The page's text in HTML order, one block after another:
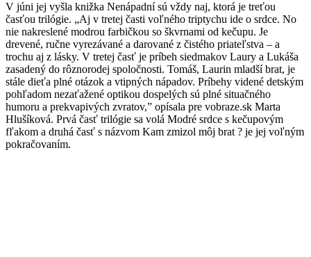
V júni jej vyšla knižka Nenápadní sú vždy naj, ktorá je treťou
časťou trilógie. „Aj v tretej časti voľného triptychu ide o srdce. No
nie nakreslené modrou farbičkou so škvrnami od kečupu. Je
drevené, ručne vyrezávané a darované z čistého priateľstva – a
trochu aj z lásky. V tretej časť je príbeh siedmakov Laury a Lukáša
zasadený do rôznorodej spoločnosti. Tomáš, Laurin mladší brat, je
stále dieťa plné otázok a vtipných nápadov. Príbehy videné detským
pohľadom nezaťažené optikou dospelých sú plné situačného
humoru a prekvapivých zvratov,” opísala pre vobraze.sk Marta
Hlušíková. Prvá časť trilógie sa volá Modré srdce s kečupovým
fľakom a druhá časť s názvom Kam zmizol môj brat ? je jej voľným
pokračovaním.